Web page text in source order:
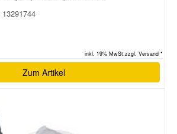
13291744
inkl. 19% MwSt.zzgl. Versand *
Zum Artikel